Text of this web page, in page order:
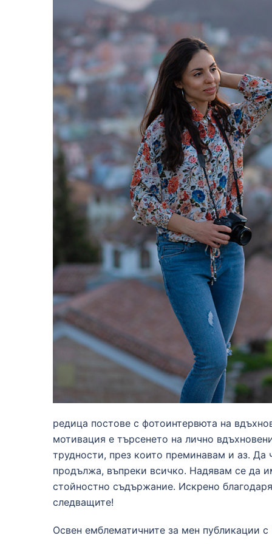
редица постове с фотоинтервюта на
мотивация е търсенето на лично
трудности, през които преминавам и аз.
продължа, въпреки всичко. Надявам се да
стойностно съдържание. Искрено
следващите!
Освен емблематичните за мен публикации